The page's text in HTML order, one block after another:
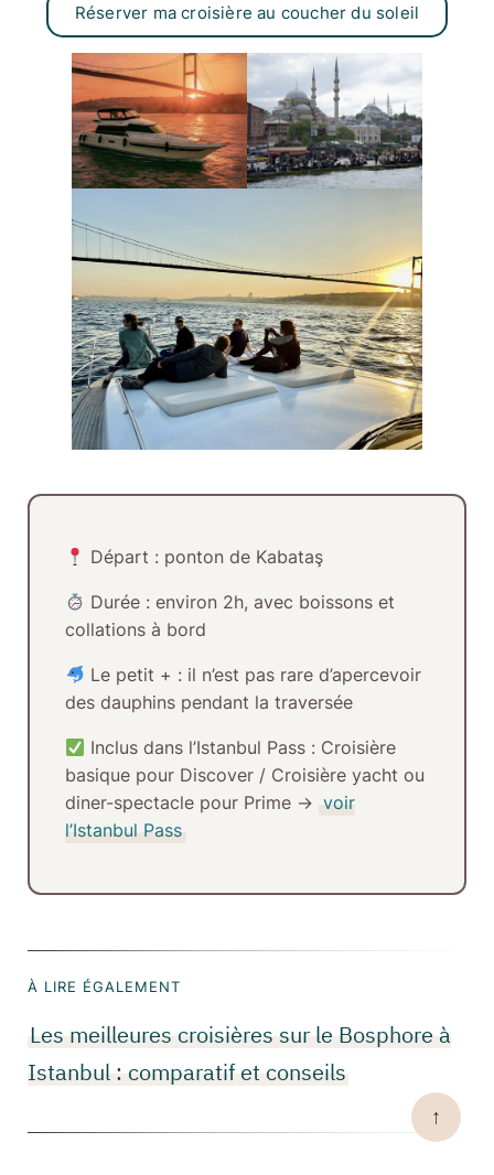
Réserver ma croisière au coucher du soleil
Départ :ponton de Kabataş
Durée :environ 2h, avec boissons et
collations à bord
Le petit + :il n’est pas rare d’apercevoir
des dauphins pendant la traversée
Inclus dans l’Istanbul Pass :Croisière
basique pour Discover / Croisière yacht ou
diner-spectacle pour Prime → voir
l’Istanbul Pass
À LIRE ÉGALEMENT
Les meilleures croisières sur le Bosphore à
Istanbul : comparatif et conseils
↑